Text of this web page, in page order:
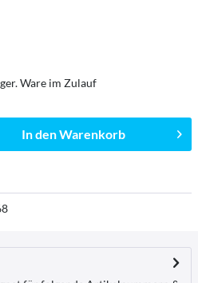
Ware im Zulauf
In denWarenkorb